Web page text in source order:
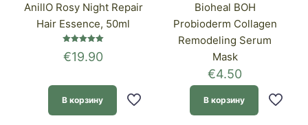
AnillO Rosy Night Repair
Hair Essence, 50ml
5.00
€19.90
В корзину
Bioheal BOH
Probioderm Collagen
Remodeling Serum
Mask
€4.50
В корзину